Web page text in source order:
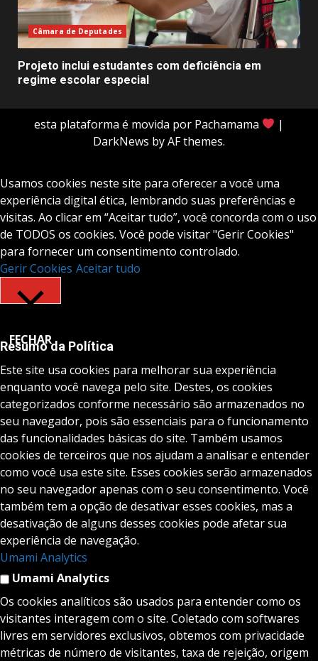
Câmara de Deputades
Projeto inclui estudantes com deficiência em
regime escolar especial
esta plataforma é movida por Pachamama
|
DarkNews by AF themes.
Usamos cookies neste site para oferecer a você uma
experiência digital ética, lembrando suas preferências e
visitas. Ao clicar em “Aceitar tudo”, você concorda com o uso
de TODOS os cookies. Você pode visitar "Gerir Cookies"
para fornecer um consentimento controlado.
Gerir Cookies Aceitar tudo
FECHAR
Resumo da Política
Este site usa cookies para melhorar sua experiência
enquanto você navega pelo site. Destes, os cookies
categorizados conforme necessário são armazenados no
seu navegador, pois são essenciais para o funcionamento
das funcionalidades básicas do site. Também usamos
cookies de terceiros que nos ajudam a analisar e entender
como você usa este site. Esses cookies serão armazenados
no seu navegador apenas com o seu consentimento. Você
também tem a opção de desativar esses cookies, mas a
desativação de alguns desses cookies pode afetar sua
experiência de navegação.
Umami Analytics
Umami Analytics
Os cookies analíticos são usados para entender como os
visitantes interagem com o site. Coletado com softwares
livres em servidores exclusivos, obtemos com privacidade
métricas de número de visitantes, taxa de rejeição, origem